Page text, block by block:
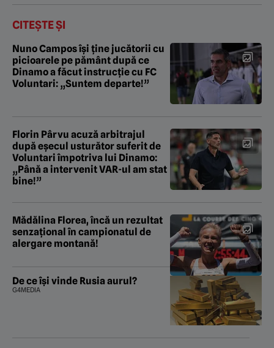
CITEȘTE ȘI
Nuno Campos își ține jucătorii cu
picioarele pe pământ după ce
Dinamo a făcut instrucție cu FC
Voluntari: „Suntem departe!”
Florin Pârvu acuză arbitrajul
după eșecul usturător suferit de
Voluntari împotriva lui Dinamo:
„Până a intervenit VAR-ul am stat
bine!”
Mădălina Florea, încă un rezultat
senzațional în campionatul de
alergare montană!
De ce își vinde Rusia aurul?
G4MEDIA